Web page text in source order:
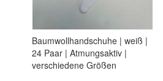
Baumwollhandschuhe | weiß |
24 Paar | Atmungsaktiv |
verschiedene Größen